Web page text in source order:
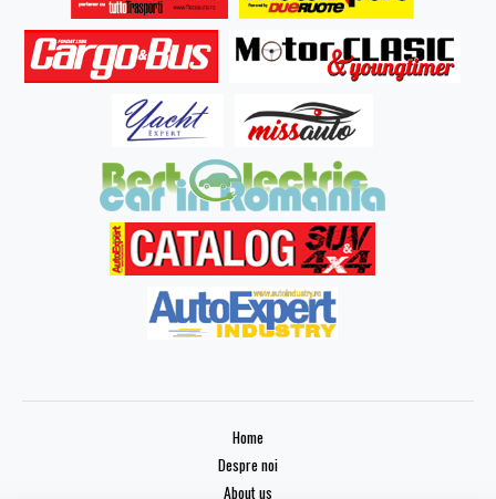
Home
Despre noi
About us